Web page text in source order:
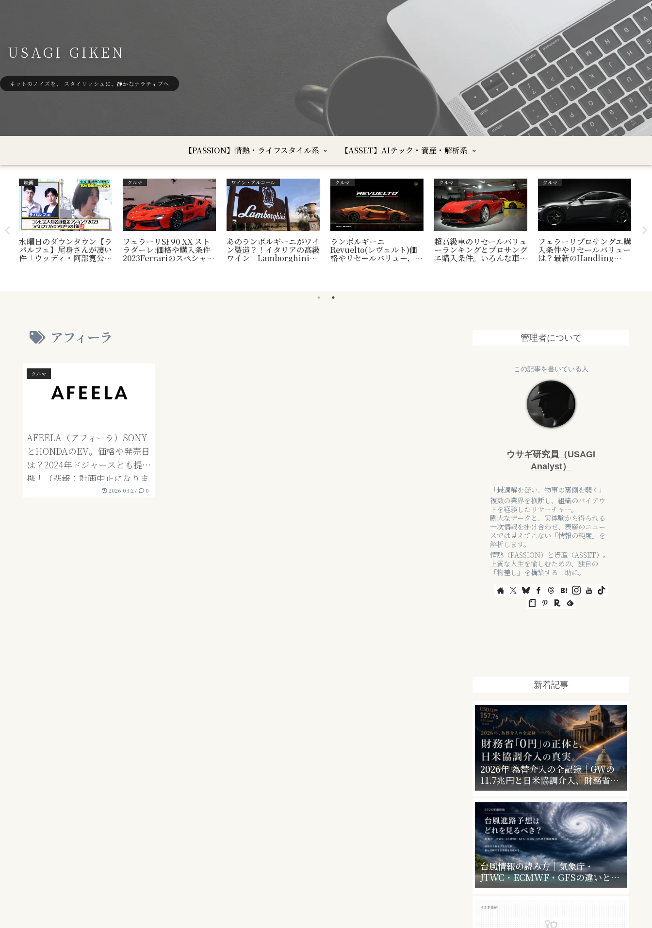
USAGI GIKEN
ネットのノイズを、 スタイリッシュに、静かなナラティブへ
【PASSION】情熱・ライフスタイル系 【ASSET】AIテック・資産・解析系
映画
水曜日のダウンタウン【ラ
パルフェ】尾身さんが凄い
件「ウッディ・阿部寛公
クルマ
フェラーリSF90 XX スト
ラダーレ:価格や購入条件
2023Ferrariのスペシャル
ワイン・アルコール
あのランボルギーニがワイ
ン製造？！イタリアの高級
ワイン「Lamborghini」
クルマ
ランボルギーニ
Revuelto(レヴェルト)価
格やリセールバリュー、納
クルマ
超高級車のリセールバリュ
ーランキングとプロサング
エ購入条件。いろんな車の
クルマ
フェラーリプロサングエ購
入条件やリセールバリュー
は？最新のHandling
アフィーラ
クルマ
AFEELA（アフィーラ）SONY
とHONDAのEV。価格や発売日
は？2024年ドジャースとも提
携！（悲報：計画中止になりま
2026.03.27 0
管理者について
この記事を書いている人
ウサギ研究員（USAGI
Analyst）
「最適解を疑い、物事の裏側を覗く」
複数の業界を横断し、組織のバイアウ
トを経験したリサーチャー。
膨大なデータと、実体験から得られる
一次情報を掛け合わせ、表層のニュー
スでは見えてこない「情報の純度」を
解析します。
情熱（PASSION）と資産（ASSET）。
上質な人生を愉しむための、独自の
「物差し」を構築する一助に。
新着記事
2026年 為替介入の全記録｜GWの
11.7兆円と日米協調介入、財務省
「0円」の意味
台風情報の読み方｜気象庁・
JTWC・ECMWF・GFSの違いと、
暴風警報で会社・学校はどうなるか